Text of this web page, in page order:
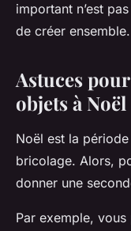
important n’est
de créer ensemble.
Astuces
objets à Noël
Noël est la
bricolage. Alors,
donner une
Par exemple,